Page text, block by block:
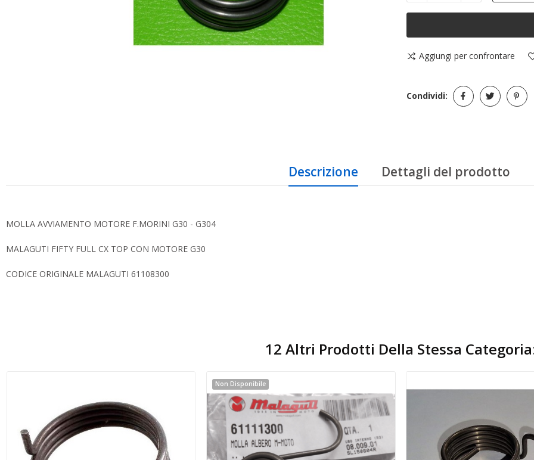
Aggiungi per confrontare
Condividi:
Descrizione Dettagli del prodotto
MOLLA AVVIAMENTO MOTORE F.MORINI G30 - G304
MALAGUTI FIFTY FULL CX TOP CON MOTORE G30
CODICE ORIGINALE MALAGUTI 61108300
12 Altri Prodotti Della Stessa
Non Disponibile